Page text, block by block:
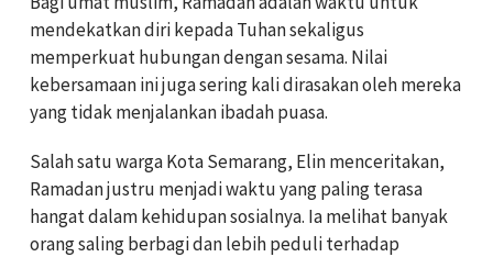
mendekatkan diri kepada Tuhan sekaligus
memperkuat hubungan dengan sesama. Nilai
kebersamaan ini juga sering kali dirasakan oleh mereka
yang tidak menjalankan ibadah puasa.
Salah satu warga Kota Semarang, Elin menceritakan,
Ramadan justru menjadi waktu yang paling terasa
hangat dalam kehidupan sosialnya. Ia melihat banyak
orang saling berbagi dan lebih peduli terhadap